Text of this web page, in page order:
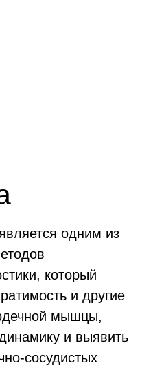
одним из
который
и другие
мышцы,
и выявить
сосудистых